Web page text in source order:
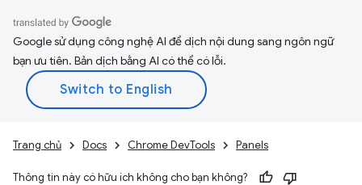
Google sử dụng công nghệ AI để dịch nội dung sang ngôn ngữ
bạn ưu tiên. Bản dịch bằng AI có thể có lỗi.
Trang chủ Docs Chrome DevTools Panels
Thông tin này có hữu ích không cho bạn không?